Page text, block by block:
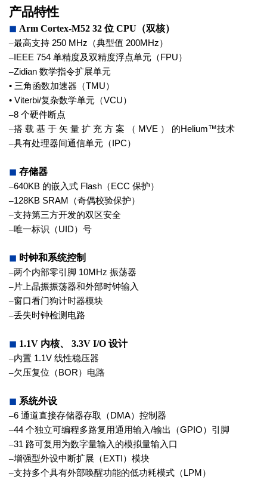
产品特性
◼ Arm Cortex-M52 32 位 CPU （双核）
–最高支持 250 MHz （典型值 200MHz）
– IEEE 754 单精度及双精度浮点单元 （ FPU）
–Zidian 数学指令扩展单元
• 三角函数加速器（TMU）
• Viterbi/复杂数学单元（VCU）
–8 个硬件断点
–搭 载 基 于 矢 量 扩 充 方 案 （ MVE ） 的Helium™技术
–具有处理器间通信单元（ IPC）
◼ 存储器
–640KB 的嵌入式 Flash （ ECC 保护）
–128KB SRAM
（奇偶校验保护）
–支持第三方开发的双区安全
–唯一标识（UID）号
◼ 时钟和系统控制
–两个内部零引脚 10MHz 振荡器
–片上晶振振荡器和外部时钟输入
–窗口看门狗计时器模块
–丢失时钟检测电路
◼ 1.1V 内核、 3.3V I/O 设计
–内置 1.1V 线性稳压器
–欠压复位（ BOR）电路
◼ 系统外设
–6 通道直接存储器存取（ DMA）控制器
–44 个独立可编程多路复用通用输入/输出（GPIO）引脚
–31 路可复用为数字量输入的模拟量输入口
–增强型外设中断扩展（ EXTI ）模块
–支持多个具有外部唤醒功能的低功耗模式（ LPM ）